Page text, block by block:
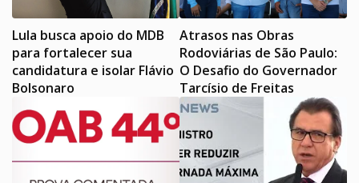
Lula busca apoio do MDB
para fortalecer sua
candidatura e isolar Flávio
Bolsonaro
Atrasos nas Obras
Rodoviárias de São Paulo:
O Desafio do Governador
Tarcísio de Freitas